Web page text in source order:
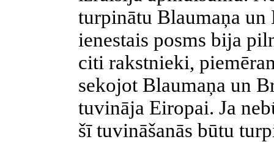
turpinātu Blaumaņa un
ienestais posms bija
citi rakstnieki,
sekojot Blaumaņa un
tuvināja Eiropai. Ja
šī tuvināšanās būtu